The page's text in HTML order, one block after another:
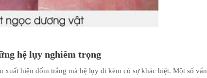
hệ lụy nghiêm trọng
xuất hiện đốm trắng mà hệ lụy đi kèm có sự khác biệt. Một số vấn